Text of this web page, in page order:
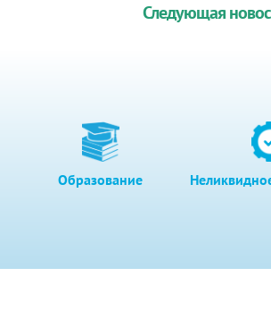
Следующая
Образование